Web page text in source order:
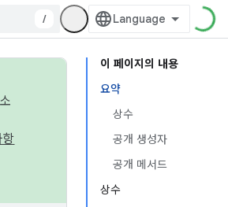
/
이 페이지의 내용
요약
상수
공개 생성자
공개 메서드
상수